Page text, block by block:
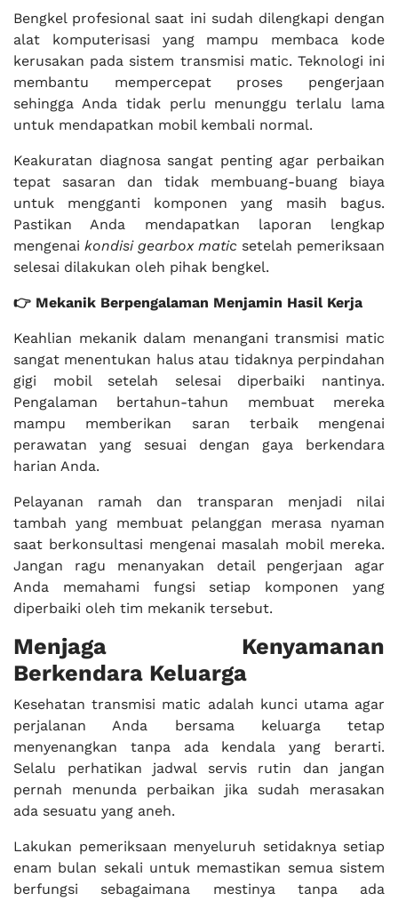
Bengkel profesional saat ini sudah dilengkapi dengan
alat komputerisasi yang mampu membaca kode
kerusakan pada sistem transmisi matic. Teknologi ini
membantu mempercepat proses pengerjaan
sehingga Anda tidak perlu menunggu terlalu lama
untuk mendapatkan mobil kembali normal.
Keakuratan diagnosa sangat penting agar perbaikan
tepat sasaran dan tidak membuang-buang biaya
untuk mengganti komponen yang masih bagus.
Pastikan Anda mendapatkan laporan lengkap
mengenai kondisi gearbox matic setelah pemeriksaan
selesai dilakukan oleh pihak bengkel.
👉 Mekanik Berpengalaman Menjamin Hasil Kerja
Keahlian mekanik dalam menangani transmisi matic
sangat menentukan halus atau tidaknya perpindahan
gigi mobil setelah selesai diperbaiki nantinya.
Pengalaman bertahun-tahun membuat mereka
mampu memberikan saran terbaik mengenai
perawatan yang sesuai dengan gaya berkendara
harian Anda.
Pelayanan ramah dan transparan menjadi nilai
tambah yang membuat pelanggan merasa nyaman
saat berkonsultasi mengenai masalah mobil mereka.
Jangan ragu menanyakan detail pengerjaan agar
Anda memahami fungsi setiap komponen yang
diperbaiki oleh tim mekanik tersebut.
Menjaga Kenyamanan
Berkendara Keluarga
Kesehatan transmisi matic adalah kunci utama agar
perjalanan Anda bersama keluarga tetap
menyenangkan tanpa ada kendala yang berarti.
Selalu perhatikan jadwal servis rutin dan jangan
pernah menunda perbaikan jika sudah merasakan
ada sesuatu yang aneh.
Lakukan pemeriksaan menyeluruh setidaknya setiap
enam bulan sekali untuk memastikan semua sistem
berfungsi sebagaimana mestinya tanpa ada